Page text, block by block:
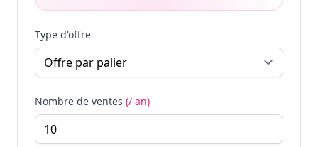
Type d'offre
Nombre de ventes (/ an)